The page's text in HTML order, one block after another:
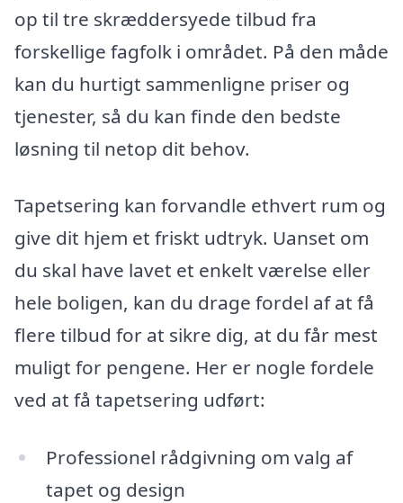
op til tre skræddersyede tilbud fra
forskellige fagfolk i området. På den måde
kan du hurtigt sammenligne priser og
tjenester, så du kan finde den bedste
løsning til netop dit behov.
Tapetsering kan forvandle ethvert rum og
give dit hjem et friskt udtryk. Uanset om
du skal have lavet et enkelt værelse eller
hele boligen, kan du drage fordel af at få
flere tilbud for at sikre dig, at du får mest
muligt for pengene. Her er nogle fordele
ved at få tapetsering udført:
Professionel rådgivning om valg af
tapet og design